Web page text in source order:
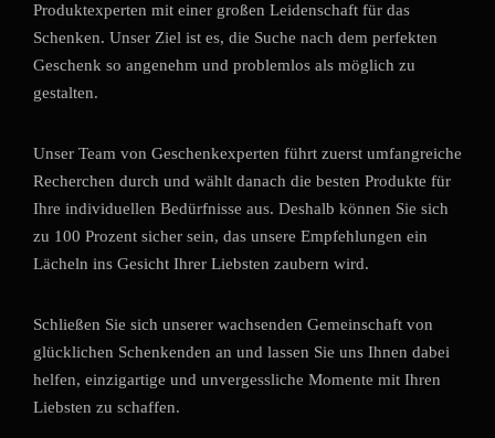
Produktexperten mit einer großen Leidenschaft für das
Schenken. Unser Ziel ist es, die Suche nach dem perfekten
Geschenk so angenehm und problemlos als möglich zu
gestalten.
Unser Team von Geschenkexperten führt zuerst umfangreiche
Recherchen durch und wählt danach die besten Produkte für
Ihre individuellen Bedürfnisse aus. Deshalb können Sie sich
zu 100 Prozent sicher sein, das unsere Empfehlungen ein
Lächeln ins Gesicht Ihrer Liebsten zaubern wird.
Schließen Sie sich unserer wachsenden Gemeinschaft von
glücklichen Schenkenden an und lassen Sie uns Ihnen dabei
helfen, einzigartige und unvergessliche Momente mit Ihren
Liebsten zu schaffen.